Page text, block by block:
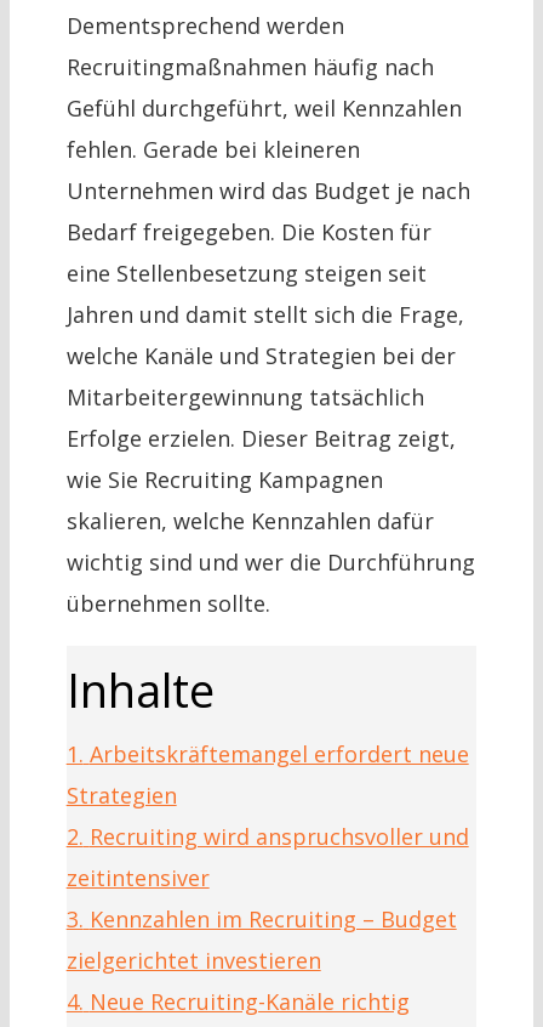
Dementsprechend werden
Recruitingmaßnahmen häufig nach
Gefühl durchgeführt, weil Kennzahlen
fehlen. Gerade bei kleineren
Unternehmen wird das Budget je nach
Bedarf freigegeben. Die Kosten für
eine Stellenbesetzung steigen seit
Jahren und damit stellt sich die Frage,
welche Kanäle und Strategien bei der
Mitarbeitergewinnung tatsächlich
Erfolge erzielen. Dieser Beitrag zeigt,
wie Sie Recruiting Kampagnen
skalieren, welche Kennzahlen dafür
wichtig sind und wer die Durchführung
übernehmen sollte.
Inhalte
1. Arbeitskräftemangel erfordert neue
Strategien
2. Recruiting wird anspruchsvoller und
zeitintensiver
3. Kennzahlen im Recruiting – Budget
zielgerichtet investieren
4. Neue Recruiting-Kanäle richtig